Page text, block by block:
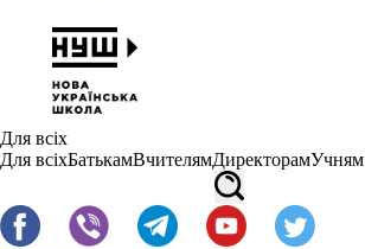
Для всіх
Для всіхБатькамВчителямДиректорамУчням